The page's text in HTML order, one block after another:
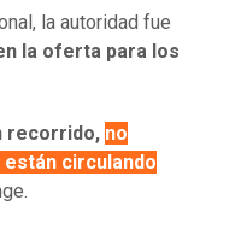
la autoridad fue
la oferta para los
recorrido, no
circulando